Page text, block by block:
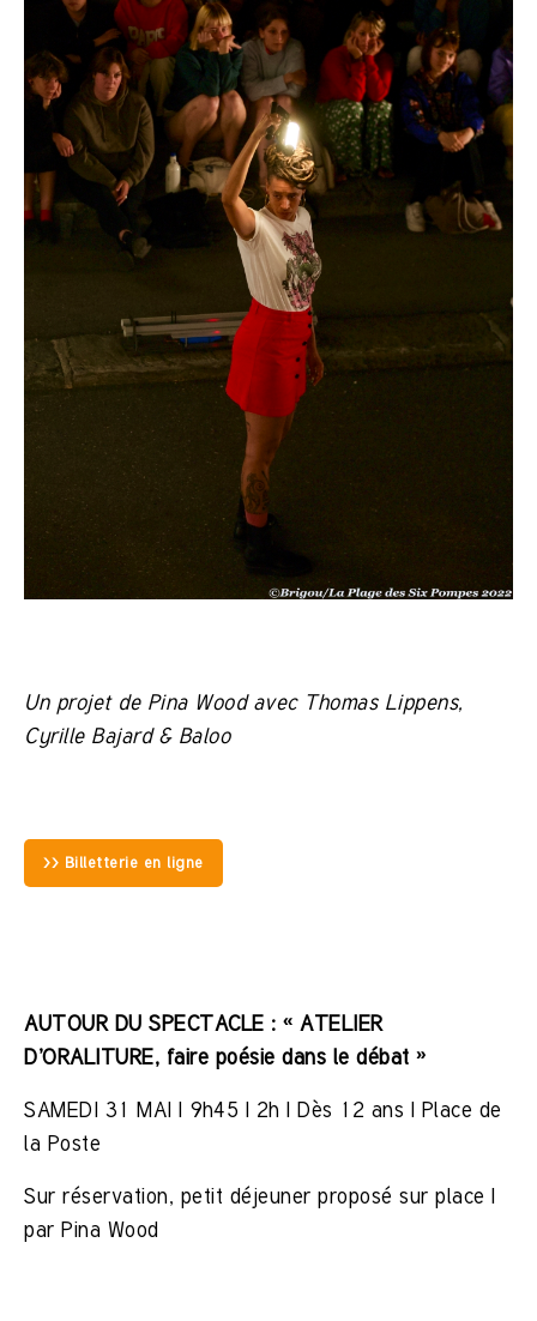
Un projet de Pina Wood avec Thomas Lippens,
Cyrille Bajard & Baloo
>> Billetterie en ligne
AUTOUR DU SPECTACLE : « ATELIER
D’ORALITURE, faire poésie dans le débat »
SAMEDI 31 MAI | 9h45 | 2h | Dès 12 ans | Place de
la Poste
Sur réservation, petit déjeuner proposé sur place |
par Pina Wood